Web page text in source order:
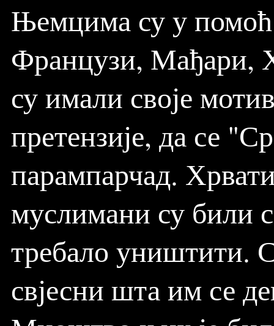
Њемцима су у
Французи, Мађари,
су имали своје
претензије, да се
парампарчад.
муслимани су били
требало уништити.
свјесни шта им се